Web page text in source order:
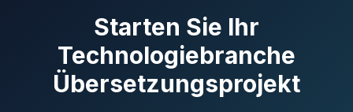
Starten Sie Ihr
Technologiebranche
Übersetzungsprojekt